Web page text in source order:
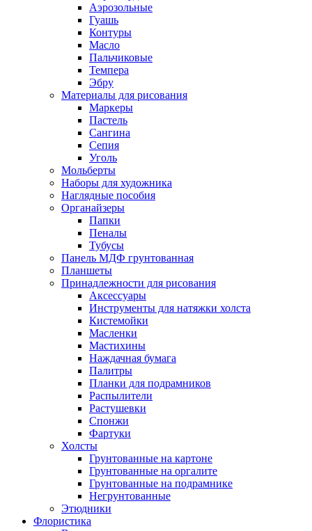
Аэрозольные
Гуашь
Контуры
Масло
Пальчиковые
Темпера
Эбру
Материалы для рисования
Маркеры
Пастель
Сангина
Сепия
Уголь
Мольберты
Наборы для художника
Наглядные пособия
Органайзеры
Папки
Пеналы
Тубусы
Панель МДФ грунтованная
Планшеты
Принадлежности для рисования
Аксессуары
Инструменты для натяжки холста
Кистемойки
Масленки
Мастихины
Наждачная бумага
Палитры
Планки для подрамников
Распылители
Растушевки
Спонжи
Фартуки
Холсты
Грунтованные на картоне
Грунтованные на оргалите
Грунтованные на подрамнике
Негрунтованные
Этюдники
Флористика